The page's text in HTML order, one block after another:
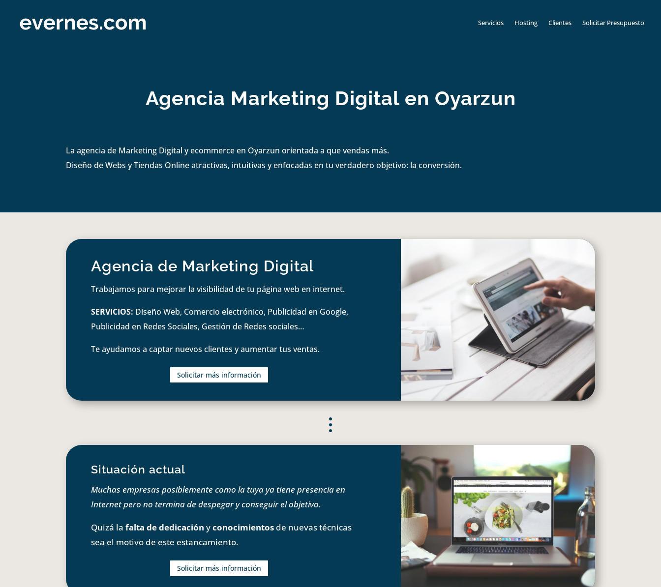
Servicios Hosting Clientes Solicitar Presupuesto
Agencia Marketing Digital en Oyarzun
La agencia de Marketing Digital y ecommerce en Oyarzun orientada a que vendas más.
Diseño de Webs y Tiendas Online atractivas, intuitivas y enfocadas en tu verdadero objetivo: la conversión.
Agencia de Marketing Digital
Trabajamos para mejorar la visibilidad de tu página web en internet.
SERVICIOS: Diseño Web, Comercio electrónico, Publicidad en Google,
Publicidad en Redes Sociales, Gestión de Redes sociales…
Te ayudamos a captar nuevos clientes y aumentar tus ventas.
Solicitar más información
Situación actual
Muchas empresas posiblemente como la tuya ya tiene presencia en
Internet pero no termina de despegar y conseguir el objetivo.
Quizá lafalta de dedicación yconocimientos de nuevas técnicas
sea el motivo de este estancamiento.
Solicitar más información